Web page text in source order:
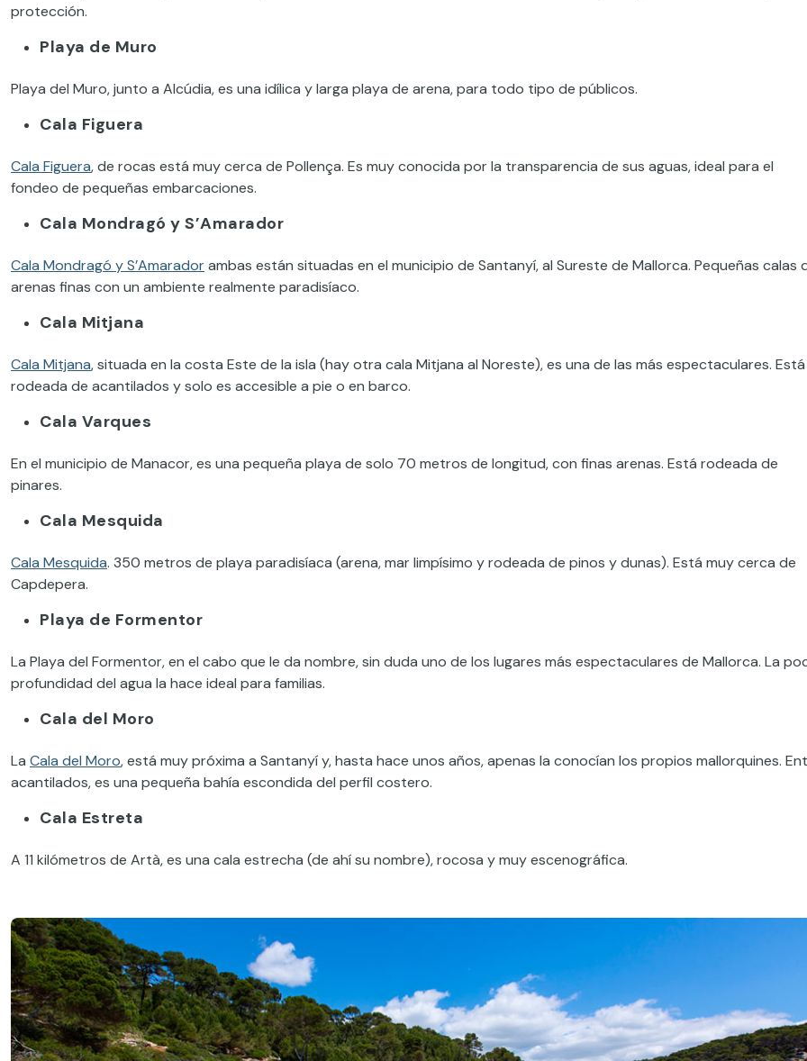
protección.
Playa de Muro
Playa del Muro, junto a Alcúdia, es una idílica y larga playa de arena, para todo tipo de públicos.
Cala Figuera
Cala Figuera, de rocas está muy cerca de Pollença. Es muy conocida por la transparencia de sus aguas, ideal para el
fondeo de pequeñas embarcaciones.
Cala Mondragó y S’Amarador
Cala Mondragó y S’Amaradorambas están situadas en el municipio de Santanyí, al Sureste de Mallorca. Pequeñas calas
arenas finas con un ambiente realmente paradisíaco.
Cala Mitjana
Cala Mitjana, situada en la costa Este de la isla (hay otra cala Mitjana al Noreste), es una de las más espectaculares. Está
rodeada de acantilados y solo es accesible a pie o en barco.
Cala Varques
En el municipio de Manacor, es una pequeña playa de solo 70 metros de longitud, con finas arenas. Está rodeada de
pinares.
Cala Mesquida
Cala Mesquida. 350 metros de playa paradisíaca (arena, mar limpísimo y rodeada de pinos y dunas). Está muy cerca de
Capdepera.
Playa de Formentor
La Playa del Formentor, en el cabo que le da nombre, sin duda uno de los lugares más espectaculares de Mallorca. La
profundidad del agua la hace ideal para familias.
Cala del Moro
La Cala del Moro, está muy próxima a Santanyí y, hasta hace unos años, apenas la conocían los propios mallorquines.
acantilados, es una pequeña bahía escondida del perfil costero.
Cala Estreta
A 11 kilómetros de Artà, es una cala estrecha (de ahí su nombre), rocosa y muy escenográfica.